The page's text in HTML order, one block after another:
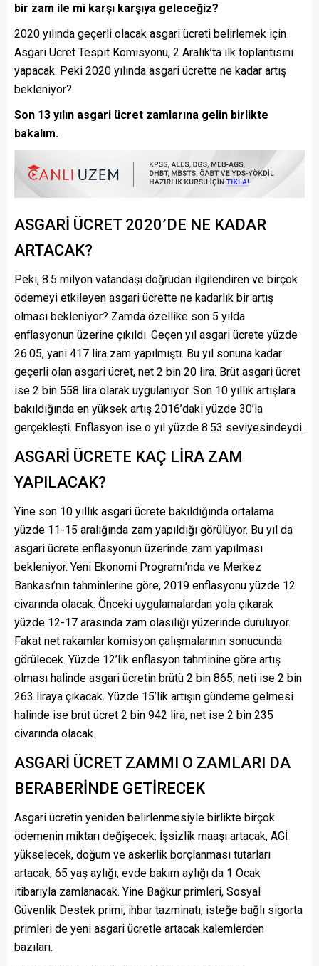
bir zam ile mi karşı karşıya geleceğiz?
2020 yılında geçerli olacak asgari ücreti belirlemek için
Asgari Ücret Tespit Komisyonu, 2 Aralık’ta ilk toplantısını
yapacak. Peki 2020 yılında asgari ücrette ne kadar artış
bekleniyor?
Son 13 yılın asgari ücret zamlarına gelin birlikte
bakalım.
ASGARİ ÜCRET 2020’DE NE KADAR
ARTACAK?
Peki, 8.5 milyon vatandaşı doğrudan ilgilendiren ve birçok
ödemeyi etkileyen asgari ücrette ne kadarlık bir artış
olması bekleniyor? Zamda özellike son 5 yılda
enflasyonun üzerine çıkıldı. Geçen yıl asgari ücrete yüzde
26.05, yani 417 lira zam yapılmıştı. Bu yıl sonuna kadar
geçerli olan asgari ücret, net 2 bin 20 lira. Brüt asgari ücret
ise 2 bin 558 lira olarak uygulanıyor. Son 10 yıllık artışlara
bakıldığında en yüksek artış 2016’daki yüzde 30’la
gerçekleşti. Enflasyon ise o yıl yüzde 8.53 seviyesindeydi.
ASGARİ ÜCRETE KAÇ LİRA ZAM
YAPILACAK?
Yine son 10 yıllık asgari ücrete bakıldığında ortalama
yüzde 11-15 aralığında zam yapıldığı görülüyor. Bu yıl da
asgari ücrete enflasyonun üzerinde zam yapılması
bekleniyor. Yeni Ekonomi Programı’nda ve Merkez
Bankası’nın tahminlerine göre, 2019 enflasyonu yüzde 12
civarında olacak. Önceki uygulamalardan yola çıkarak
yüzde 12-17 arasında zam olasılığı yüzerinde duruluyor.
Fakat net rakamlar komisyon çalışmalarının sonucunda
görülecek. Yüzde 12’lik enflasyon tahminine göre artış
olması halinde asgari ücretin brütü 2 bin 865, neti ise 2 bin
263 liraya çıkacak. Yüzde 15’lik artışın gündeme gelmesi
halinde ise brüt ücret 2 bin 942 lira, net ise 2 bin 235
civarında olacak.
ASGARİ ÜCRET ZAMMI O ZAMLARI DA
BERABERİNDE GETİRECEK
Asgari ücretin yeniden belirlenmesiyle birlikte birçok
ödemenin miktarı değişecek: İşsizlik maaşı artacak, AGİ
yükselecek, doğum ve askerlik borçlanması tutarları
artacak, 65 yaş aylığı, evde bakım aylığı da 1 Ocak
itibarıyla zamlanacak. Yine Bağkur primleri, Sosyal
Güvenlik Destek primi, ihbar tazminatı, isteğe bağlı sigorta
primleri de yeni asgari ücretle artacak kalemlerden
bazıları.